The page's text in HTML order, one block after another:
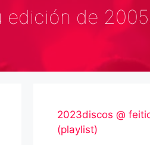
edición de
2023discos @
(playlist)